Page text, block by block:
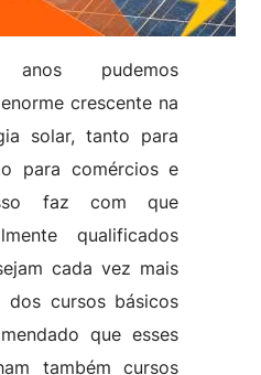
pudemos
crescente na
solar, tanto para
para comércios e
faz com que
qualificados
cada vez mais
dos cursos básicos
que esses
também cursos